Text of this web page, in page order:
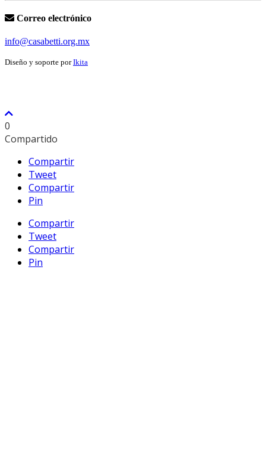
Correo electrónico
info@casabetti.org.mx
Diseño y soporte porIkita
0
Compartido
Compartir
Tweet
Compartir
Pin
Compartir
Tweet
Compartir
Pin